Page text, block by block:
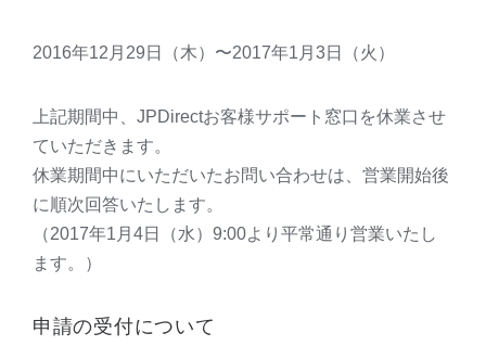
2016年12月29日（木）〜2017年1月3日（火）
上記期間中、JPDirectお客様サポート窓口を休業させ
ていただきます。
休業期間中にいただいたお問い合わせは、営業開始後
に順次回答いたします。
（2017年1月4日（水）9:00より平常通り営業いたし
ます。）
申請の受付について